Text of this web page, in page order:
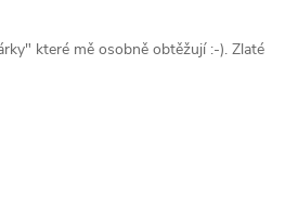
které mě osobně obtěžují :-). Zlaté